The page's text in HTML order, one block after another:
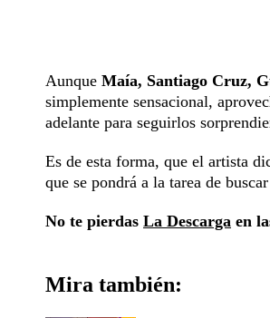
Aunque Maía, Santiago Cruz,
simplemente sensacional,
adelante para seguirlos
Es de esta forma, que el artista
que se pondrá a la tarea de
No te pierdas La Descarga en
Mira también: